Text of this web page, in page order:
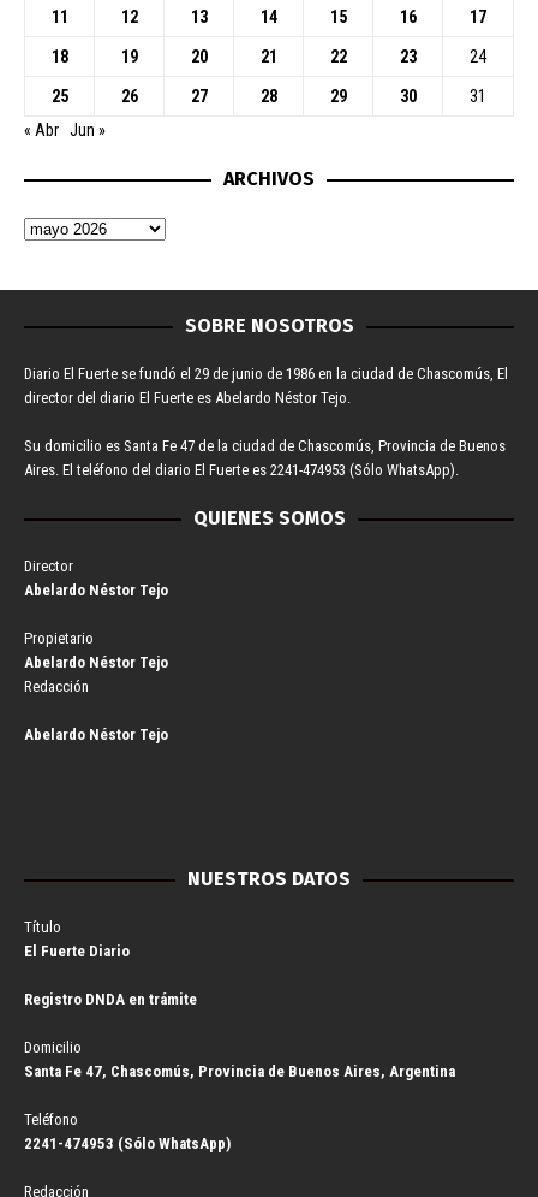
11 12 13 14 15 16 17
18 19 20 21 22 23 24
25 26 27 28 29 30
31
« Abr Jun »
ARCHIVOS
SOBRE NOSOTROS
Diario El Fuerte se fundó el 29 de junio de 1986 en la ciudad de Chascomús, El
director del diario El Fuerte es Abelardo Néstor Tejo.
Su domicilio es Santa Fe 47 de la ciudad de Chascomús, Provincia de Buenos
Aires. El teléfono del diario El Fuerte es 2241-474953 (Sólo WhatsApp).
QUIENES SOMOS
Director
Abelardo Néstor Tejo
Propietario
Abelardo Néstor Tejo
Redacción
Abelardo Néstor Tejo
NUESTROS DATOS
Título
El Fuerte Diario
Registro DNDA en trámite
Domicilio
Santa Fe 47, Chascomús, Provincia de Buenos Aires, Argentina
Teléfono
2241-474953 (Sólo WhatsApp)
Redacción